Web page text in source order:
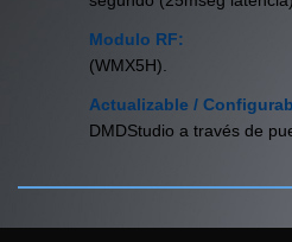
Modulo RF:
(WMX5H).
Actualizable /
DMDStudio a través de